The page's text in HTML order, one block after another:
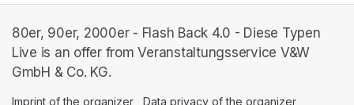
80er, 90er, 2000er - Flash Back 4.0 - Diese Typen
Live is an offer from Veranstaltungsservice V&W
GmbH & Co. KG.
Imprint of the organizer (opens in a new tab)
Data privacy of the organizer